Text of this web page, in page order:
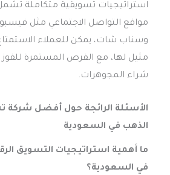
استراتيجيات تسويقية متكاملة
مواقع التواصل الاجتماعي مثل
وسناب شات، يمكن للعملاء
مثيل لها، مع الفرص المستمرة للفوز
شراء المجوهرات.
الأسئلة الرائجة حول أفضل شركة
الذهب في السعودية
ما أهمية استراتيجيات التسويق
في السعودية؟